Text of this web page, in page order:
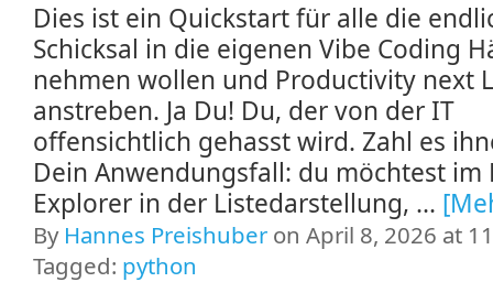
Dies ist ein Quickstart für alle die
Schicksal in die eigenen Vibe Coding
nehmen wollen und Productivity next
anstreben. Ja Du! Du, der von der IT
offensichtlich gehasst wird. Zahl es
Dein Anwendungsfall: du möchtest im
Explorer in der Listedarstellung, ...
By Hannes Preishuber on April 8, 2026 at
Tagged: python